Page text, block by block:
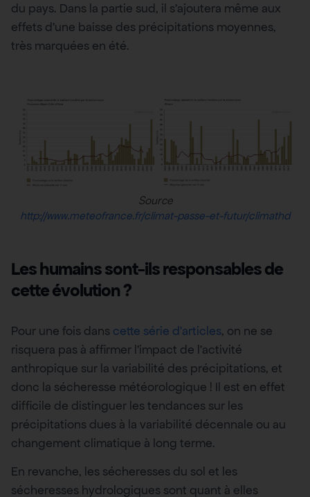
du pays. Dans la partie sud, il s’ajoutera même aux
effets d’une baisse des précipitations moyennes,
très marquées en été.
Source
http://www.meteofrance.fr/climat-passe-et-futur/climathd
Les humains sont-ils responsables de
cette évolution ?
Pour une fois dans cette série d’articles, on ne se
risquera pas à affirmer l’impact de l’activité
anthropique sur la variabilité des précipitations, et
donc la sécheresse météorologique ! Il est en effet
difficile de distinguer les tendances sur les
précipitations dues à la variabilité décennale ou au
changement climatique à long terme.
En revanche, les sécheresses du sol et les
sécheresses hydrologiques sont quant à elles